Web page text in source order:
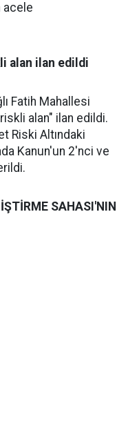
acele
alan ilan edildi
Fatih Mahallesi
alan" ilan edildi.
Riski Altındaki
Kanun'un 2'nci ve
SAHASI'NIN